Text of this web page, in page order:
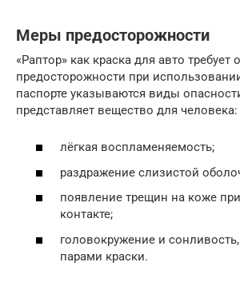
Меры предосторожности
«Раптор» как краска для авто требует
предосторожности при
паспорте указываются виды
представляет вещество для человека:
лёгкая воспламеняемость;
раздражение слизистой
появление трещин на коже
контакте;
головокружение и
парами краски.